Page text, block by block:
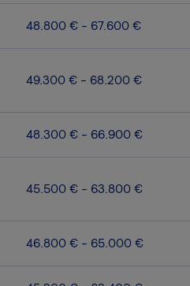
48.800 € - 67.600 €
49.300 € - 68.200 €
48.300 € - 66.900 €
45.500 € - 63.800 €
46.800 € - 65.000 €